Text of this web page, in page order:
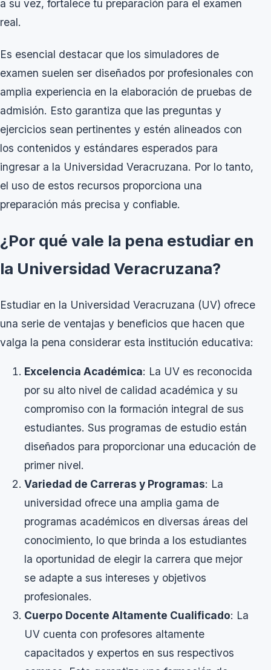
a su vez, fortalece tu preparación para el examen
real.
Es esencial destacar que los simuladores de
examen suelen ser diseñados por profesionales con
amplia experiencia en la elaboración de pruebas de
admisión. Esto garantiza que las preguntas y
ejercicios sean pertinentes y estén alineados con
los contenidos y estándares esperados para
ingresar a la Universidad Veracruzana. Por lo tanto,
el uso de estos recursos proporciona una
preparación más precisa y confiable.
¿Por qué vale la pena estudiar en
la Universidad Veracruzana?
Estudiar en la Universidad Veracruzana (UV) ofrece
una serie de ventajas y beneficios que hacen que
valga la pena considerar esta institución educativa:
Excelencia Académica: La UV es reconocida
por su alto nivel de calidad académica y su
compromiso con la formación integral de sus
estudiantes. Sus programas de estudio están
diseñados para proporcionar una educación de
primer nivel.
Variedad de Carreras y Programas: La
universidad ofrece una amplia gama de
programas académicos en diversas áreas del
conocimiento, lo que brinda a los estudiantes
la oportunidad de elegir la carrera que mejor
se adapte a sus intereses y objetivos
profesionales.
Cuerpo Docente Altamente Cualificado: La
UV cuenta con profesores altamente
capacitados y expertos en sus respectivos